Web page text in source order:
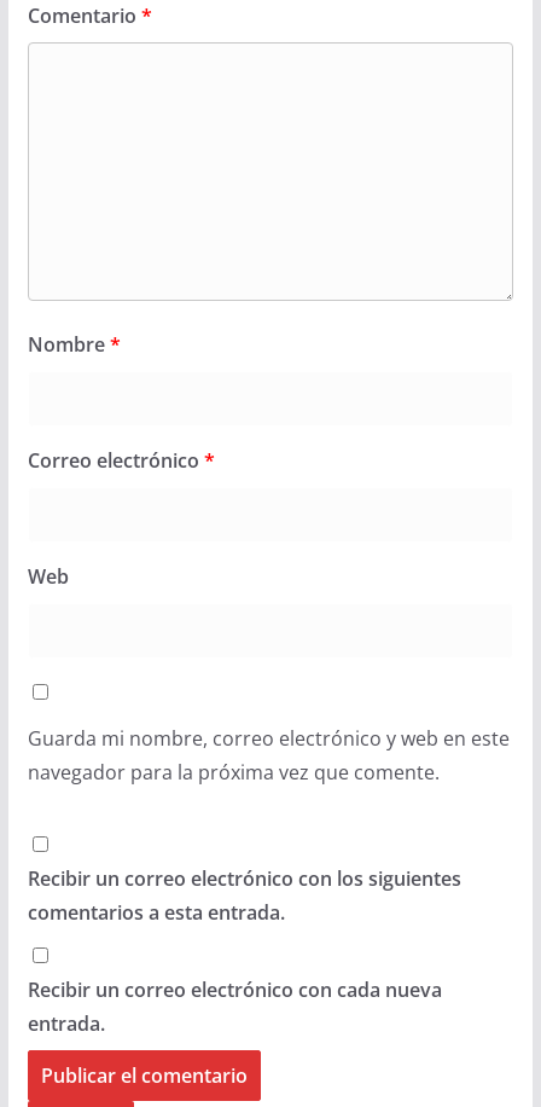
Comentario *
Nombre*
Correo electrónico *
Web
Guarda mi nombre, correo electrónico y web en este
navegador para la próxima vez que comente.
Recibir un correo electrónico con los siguientes
comentarios a esta entrada.
Recibir un correo electrónico con cada nueva
entrada.